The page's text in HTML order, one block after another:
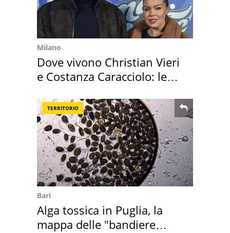
Milano
Dove vivono Christian Vieri
e Costanza Caracciolo: le
TERRITORIO
Bari
Alga tossica in Puglia, la
mappa delle "bandiere